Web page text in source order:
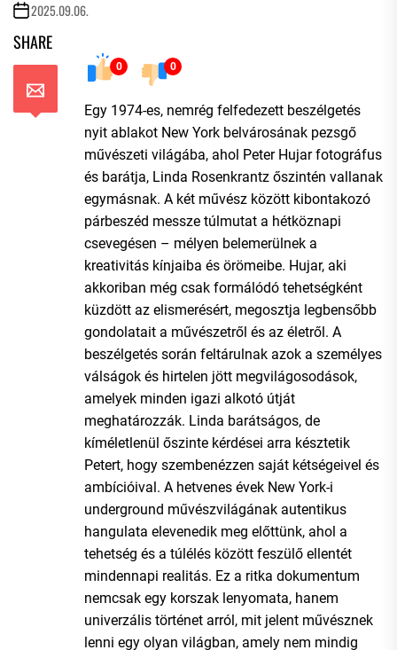
2025.09.06.
SHARE
0 0
Egy 1974-es, nemrég felfedezett beszélgetés
nyit ablakot New York belvárosának pezsgő
művészeti világába, ahol Peter Hujar fotográfus
és barátja, Linda Rosenkrantz őszintén vallanak
egymásnak. A két művész között kibontakozó
párbeszéd messze túlmutat a hétköznapi
csevegésen – mélyen belemerülnek a
kreativitás kínjaiba és örömeibe. Hujar, aki
akkoriban még csak formálódó tehetségként
küzdött az elismerésért, megosztja legbensőbb
gondolatait a művészetről és az életről. A
beszélgetés során feltárulnak azok a személyes
válságok és hirtelen jött megvilágosodások,
amelyek minden igazi alkotó útját
meghatározzák. Linda barátságos, de
kíméletlenül őszinte kérdései arra késztetik
Petert, hogy szembenézzen saját kétségeivel és
ambícióival. A hetvenes évek New York-i
underground művészvilágának autentikus
hangulata elevenedik meg előttünk, ahol a
tehetség és a túlélés között feszülő ellentét
mindennapi realitás. Ez a ritka dokumentum
nemcsak egy korszak lenyomata, hanem
univerzális történet arról, mit jelent művésznek
lenni egy olyan világban, amely nem mindig